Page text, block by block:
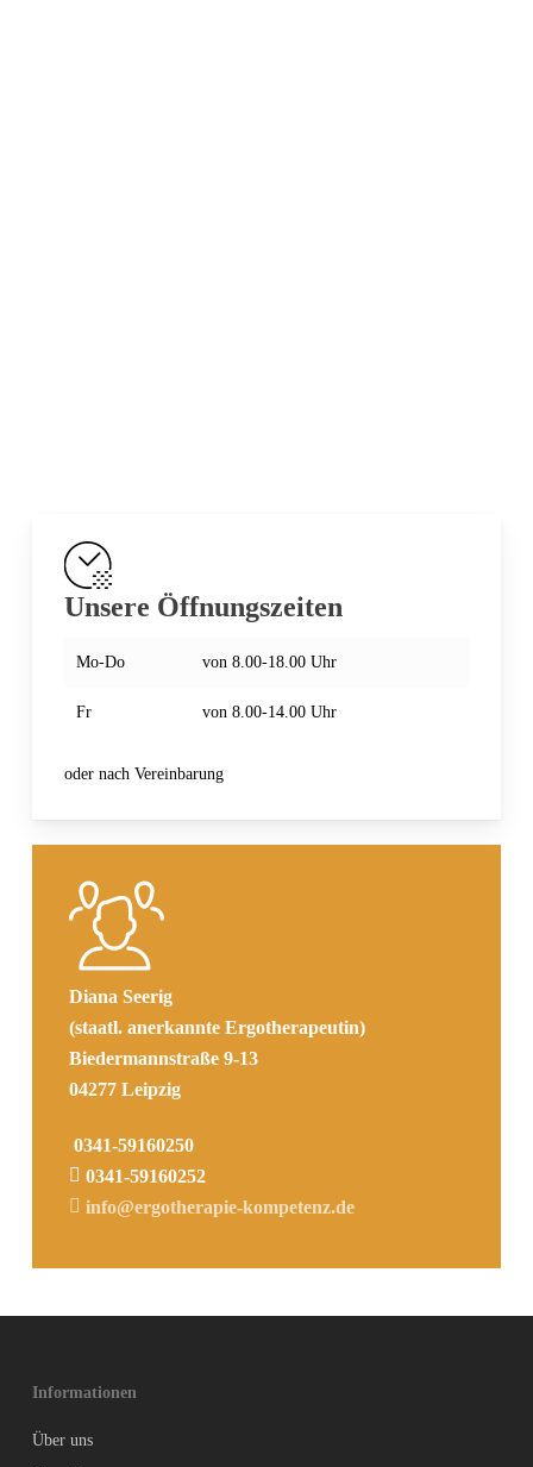
Unsere Öffnungszeiten
Mo-Do von 8.00-18.00 Uhr
Fr von 8.00-14.00 Uhr
oder nach Vereinbarung
Diana Seerig
(staatl. anerkannte Ergotherapeutin)
Biedermannstraße 9-13
04277 Leipzig
0341-59160250
0341-59160252
info@ergotherapie-kompetenz.de
Informationen
Über uns